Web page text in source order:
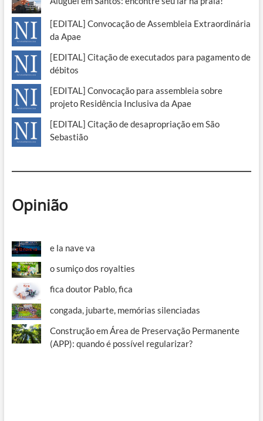
[EDITAL] Convocação de Assembleia Extraordinária
da Apae
[EDITAL] Citação de executados para pagamento de
débitos
[EDITAL] Convocação para assembleia sobre
projeto Residência Inclusiva da Apae
[EDITAL] Citação de desapropriação em São
Sebastião
Opinião
e la nave va
o sumiço dos royalties
fica doutor Pablo, fica
congada, jubarte, memórias silenciadas
Construção em Área de Preservação Permanente
(APP): quando é possível regularizar?